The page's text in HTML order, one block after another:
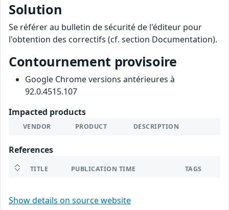
Solution
Se référer au bulletin de sécurité de l'éditeur pour
l'obtention des correctifs (cf. section Documentation).
Contournement provisoire
Google Chrome versions antérieures à
92.0.4515.107
Impacted products
VENDOR PRODUCT DESCRIPTION
References
TITLE PUBLICATION TIME TAGS
Show details on source website